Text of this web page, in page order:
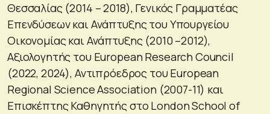
Θεσσαλίας (2014 – 2018), Γενικός Γραμματέας
Επενδύσεων και Ανάπτυξης του Υπουργείου
Οικονομίας και Ανάπτυξης (2010 –2012),
Αξιολογητής του European Research Council
(2022, 2024), Αντιπρόεδρος του European
Regional Science Association (2007-11) και
Επισκέπτης Καθηγητής στο London School of